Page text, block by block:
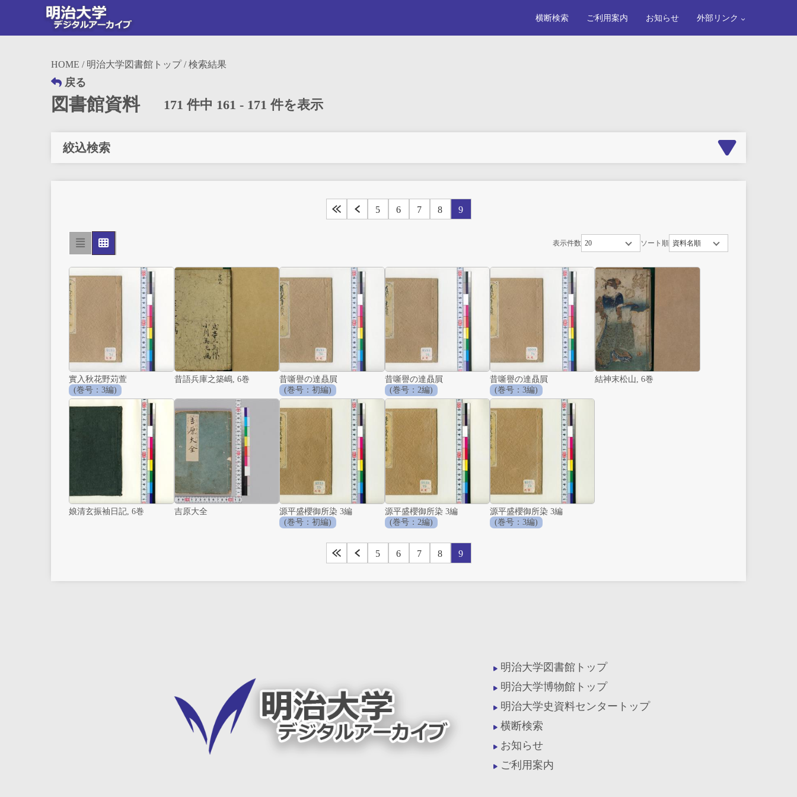
横断検索 ご利用案内 お知らせ 外部リンク
HOME / 明治大学図書館トップ/ 検索結果
戻る
図書館資料 171 件中 161 - 171 件を表示
絞込検索
5 6 7 8 9
表示件数 ソート順
實入秋花野苅萱
(巻号：3編)
昔語兵庫之築嶋, 6巻
昔噺譽の達贔屓
(巻号：初編)
昔噺譽の達贔屓
(巻号：2編)
昔噺譽の達贔屓
(巻号：3編)
結神末松山, 6巻
娘清玄振袖日記, 6巻 吉原大全
源平盛櫻御所染 3編
(巻号：初編)
源平盛櫻御所染 3編
(巻号：2編)
源平盛櫻御所染 3編
(巻号：3編)
5 6 7 8 9
明治大学図書館トップ
明治大学博物館トップ
明治大学史資料センタートップ
横断検索
お知らせ
ご利用案内